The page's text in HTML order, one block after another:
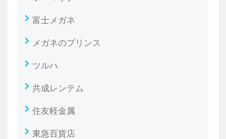
富士メガネ
メガネのプリンス
ツルハ
共成レンテム
住友軽金属
東急百貨店